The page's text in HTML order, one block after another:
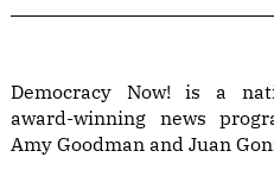
Democracy Now! is a
award-winning news
Amy Goodman and Juan